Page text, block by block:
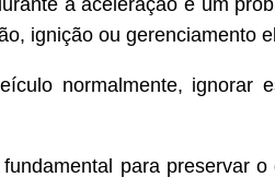
ignição ou gerenciamento
normalmente,
para preservar